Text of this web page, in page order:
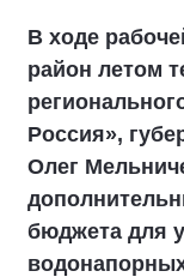
В ходе
район летом
Россия»,
Олег
бюджета для